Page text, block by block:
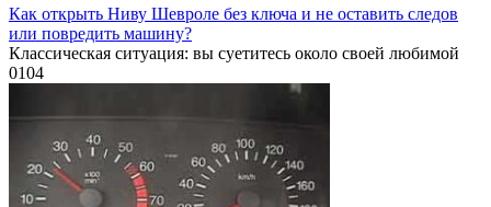
Как открыть Ниву Шевроле без ключа и не оставить следов
или повредить машину?
Классическая ситуация: вы суетитесь около своей любимой
0104